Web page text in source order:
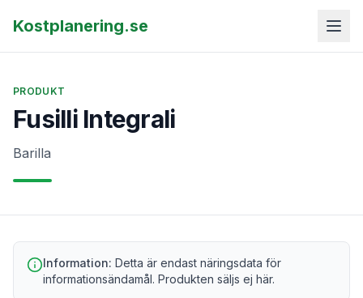
Kostplanering.se
PRODUKT
Fusilli Integrali
Barilla
Information: Detta är endast näringsdata för
informationsändamål. Produkten säljs ej här.